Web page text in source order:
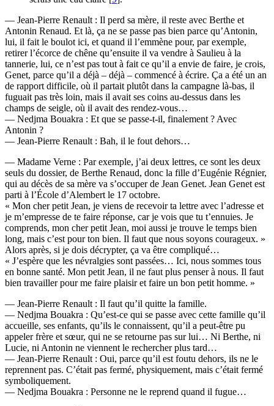
— Jean-Pierre Renault : Il perd sa mère, il reste avec Berthe et
Antonin Renaud. Et là, ça ne se passe pas bien parce qu’Antonin,
lui, il fait le boulot ici, et quand il l’emmène pour, par exemple,
retirer l’écorce de chêne qu’ensuite il va vendre à Saulieu à la
tannerie, lui, ce n’est pas tout à fait ce qu’il a envie de faire, je crois,
Genet, parce qu’il a déjà – déjà – commencé à écrire. Ça a été un an
de rapport difficile, où il partait plutôt dans la campagne là-bas, il
fuguait pas très loin, mais il avait ses coins au-dessus dans les
champs de seigle, où il avait des rendez-vous…
— Nedjma Bouakra : Et que se passe-t-il, finalement ? Avec
Antonin ?
— Jean-Pierre Renault : Bah, il le fout dehors…
— Madame Verne : Par exemple, j’ai deux lettres, ce sont les deux
seuls du dossier, de Berthe Renaud, donc la fille d’Eugénie Régnier,
qui au décès de sa mère va s’occuper de Jean Genet. Jean Genet est
parti à l’École d’Alembert le 17 octobre.
« Mon cher petit Jean, je viens de recevoir ta lettre avec l’adresse et
je m’empresse de te faire réponse, car je vois que tu t’ennuies. Je
comprends, mon cher petit Jean, moi aussi je trouve le temps bien
long, mais c’est pour ton bien. Il faut que nous soyons courageux. »
Alors après, si je dois décrypter, ça va être compliqué…
« J’espère que les névralgies sont passées… Ici, nous sommes tous
en bonne santé. Mon petit Jean, il ne faut plus penser à nous. Il faut
bien travailler pour me faire plaisir et faire un bon petit homme. »
— Jean-Pierre Renault : Il faut qu’il quitte la famille.
— Nedjma Bouakra : Qu’est-ce qui se passe avec cette famille qu’il
accueille, ses enfants, qu’ils le connaissent, qu’il a peut-être pu
appeler frère et sœur, qui ne se retourne pas sur lui… Ni Berthe, ni
Lucie, ni Antonin ne viennent le rechercher plus tard…
— Jean-Pierre Renault : Oui, parce qu’il est foutu dehors, ils ne le
reprennent pas. C’était pas fermé, physiquement, mais c’était fermé
symboliquement.
— Nedjma Bouakra : Personne ne le reprend quand il fugue…